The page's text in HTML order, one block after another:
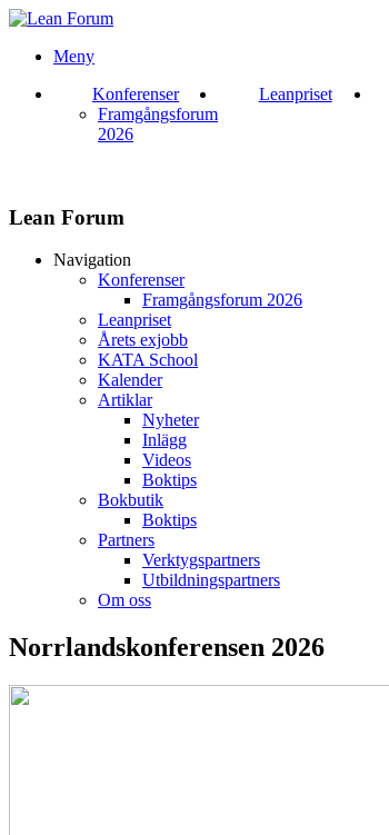
Meny
Konferenser
Framgångsforum
2026
Leanpriset
Lean Forum
Navigation
Konferenser
Framgångsforum 2026
Leanpriset
Årets exjobb
KATA School
Kalender
Artiklar
Nyheter
Inlägg
Videos
Boktips
Bokbutik
Boktips
Partners
Verktygspartners
Utbildningspartners
Om oss
Norrlandskonferensen 2026